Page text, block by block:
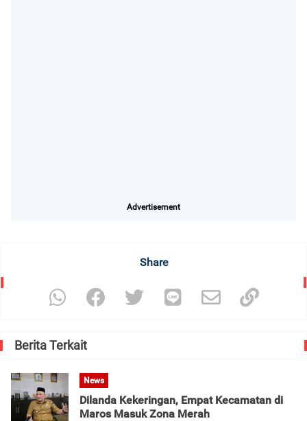
Advertisement
Share
Berita Terkait
News
Dilanda Kekeringan, Empat Kecamatan di
Maros Masuk Zona Merah